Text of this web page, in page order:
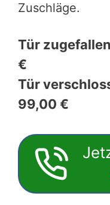
Zuschläge.
Tür
€
Tür
99,00 €